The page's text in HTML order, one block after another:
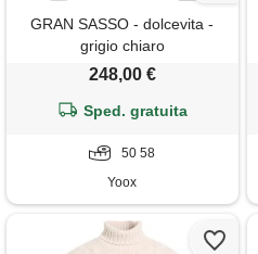
GRAN SASSO - dolcevita -
grigio chiaro
248,00 €
Sped. gratuita
50 58
Yoox